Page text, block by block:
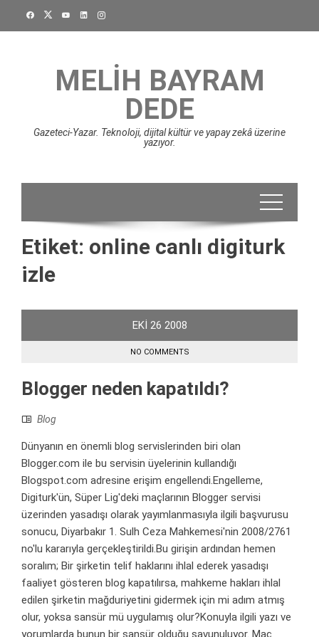
MELIH BAYRAM
DEDE
Gazeteci-Yazar. Teknoloji, dijital kültür ve yapay zekâ üzerine
yazıyor.
Etiket: online canlı digiturk
izle
EKI 26 2008
NO COMMENTS
Blogger neden kapatıldı?
Blog
Dünyanın en önemli blog servislerinden biri olan
Blogger.com ile bu servisin üyelerinin kullandığı
Blogspot.com adresine erişim engellendi.Engelleme,
Digiturk'ün, Süper Lig'deki maçlarının Blogger servisi
üzerinden yasadışı olarak yayımlanmasıyla ilgili başvurusu
sonucu, Diyarbakır 1. Sulh Ceza Mahkemesi'nin 2008/2761
no'lu kararıyla gerçekleştirildi.Bu girişin ardından hemen
soralım; Bir şirketin telif haklarını ihlal ederek yasadışı
faaliyet gösteren blog kapatılırsa, mahkeme hakları ihlal
edilen şirketin mağduriyetini gidermek için mi adım atmış
olur, yoksa sansür mü uygulamış olur?Konuyla ilgili yazı ve
yorumlarda bunun bir sansür olduğu savunuluyor. Maç